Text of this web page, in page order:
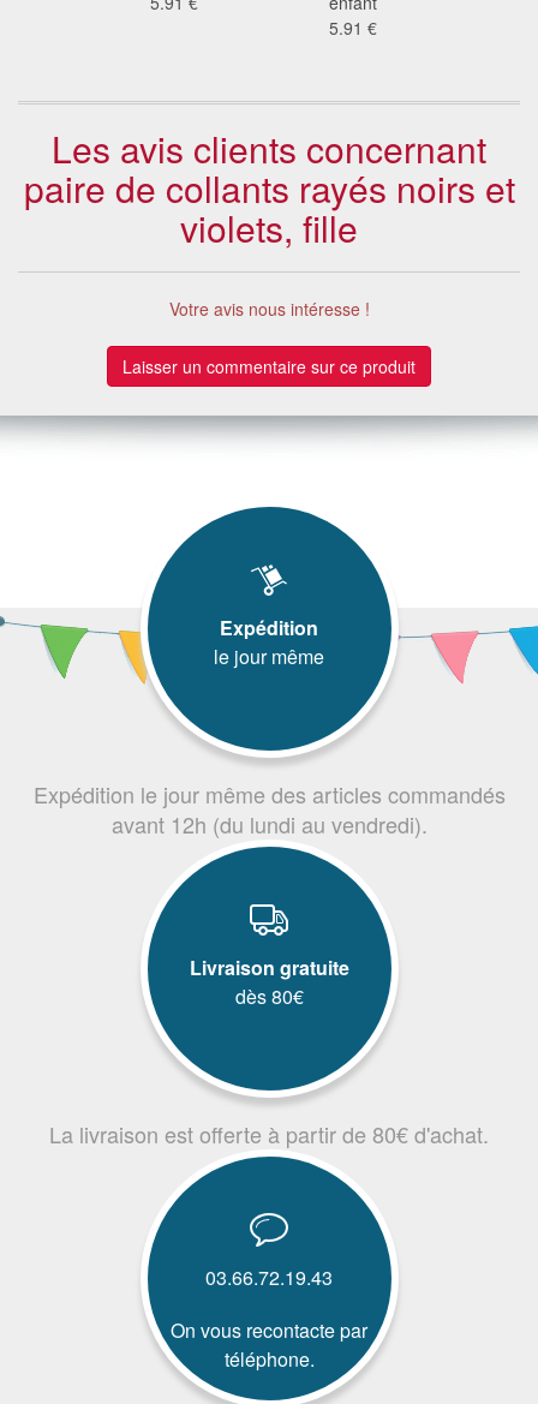
5.91 €
Les avis clients concernant
paire de collants rayés noirs et
violets, fille
Votre avis nous intéresse !
Laisser un commentaire sur ce produit
Expédition
le jour même
Expédition le jour même des articles commandés
avant 12h (du lundi au vendredi).
Livraison gratuite
dès 80€
La livraison est offerte à partir de 80€ d'achat.
03.66.72.19.43
On vous recontacte par
téléphone.